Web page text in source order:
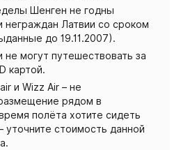
Шенген не годны
неграждан Латвии со сроком
до 19.11.2007).
не могут путешествовать за
картой.
и Wizz Air – не
рядом в
полёта хотите сидеть
уточните стоимость данной